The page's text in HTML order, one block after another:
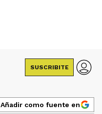
SUSCRIBITE
Añadir como fuente en